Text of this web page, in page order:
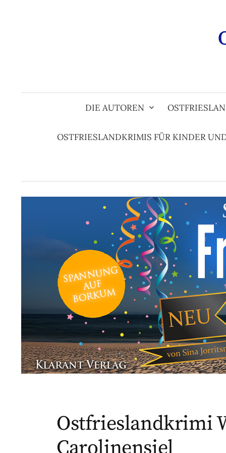
DIE AUTOREN
OSTFRIESLANDKRIMIS FÜR KINDER
Ostfrieslandkrimi
Carolinensiel